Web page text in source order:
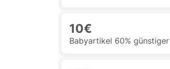
10€
Babyartikel 60%